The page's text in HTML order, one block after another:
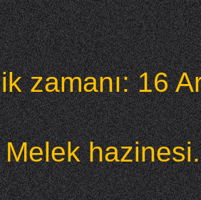
zamanı: 16
hazinesi.